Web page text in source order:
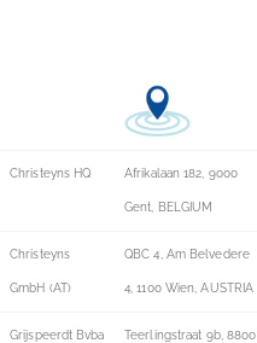
Christeyns HQ Afrikalaan 182, 9000
Gent, BELGIUM
Christeyns
GmbH (AT)
QBC 4, Am Belvedere
4, 1100 Wien, AUSTRIA
Grijspeerdt Bvba Teerlingstraat 9b, 8800